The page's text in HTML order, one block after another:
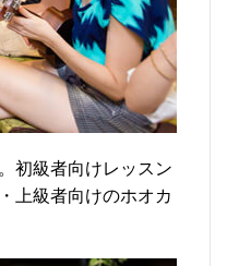
初級者向けレッスン
上級者向けのホオカ